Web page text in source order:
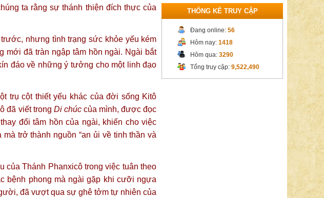
ta rằng sự thánh thiện đích thực của
nhưng tình trạng sức khỏe yếu kém
mới đã tràn ngập tâm hồn ngài. Ngài bắt
đáo về những ý tưởng cho một linh đạo
trụ cột thiết yếu khác của đời sống Kitô
đã viết trong Di chúccủa mình, được đọc
đổi tâm hồn của ngài, khiến cho việc
trở thành nguồn “an ủi về tinh thần và
của Thánh Phanxicô trong việc tuân theo
bệnh phong mà ngài gặp khi cưỡi ngựa
đã vượt qua sự ghê tởm tự nhiên của
THỐNG KÊ TRUY CẬP
Đang online:56
Hôm nay:1418
Hôm qua:3290
Tổng truy cập:9,522,490